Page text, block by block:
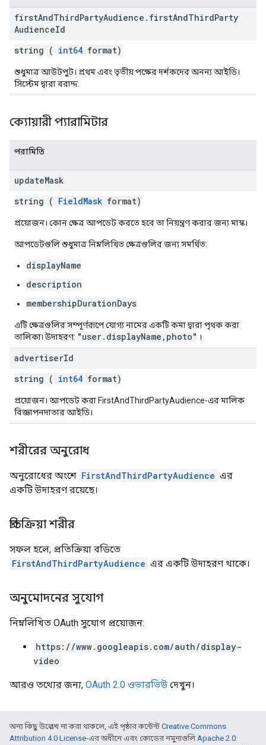
firstAndThirdPartyAudience . firstAndThirdParty
AudienceId
string ( int64 format)
শুধুমাত্র আউটপুট। প্রথম এবং তৃতীয় পক্ষের দর্শকদের অনন্য আইডি।
সিস্টেম দ্বারা বরাদ্দ.
ক্যোয়ারী প্যারামিটার
পরামিতি
updateMask
string ( FieldMask format)
প্রয়োজন। কোন ক্ষেত্র আপডেট করতে হবে তা নিয়ন্ত্রণ করার জন্য মাস্ক।
আপডেটগুলি শুধুমাত্র নিম্নলিখিত ক্ষেত্রগুলির জন্য সমর্থিত:
displayName
description
membershipDurationDays
এটি ক্ষেত্রগুলির সম্পূর্ণরূপে যোগ্য নামের একটি কমা দ্বারা পৃথক করা
তালিকা৷ উদাহরণ: "user.displayName,photo" ।
advertiserId
string ( int64 format)
প্রয়োজন। আপডেট করা FirstAndThirdPartyAudience-এর মালিক
বিজ্ঞাপনদাতার আইডি।
শরীরের অনুরোধ
অনুরোধের অংশে FirstAndThirdPartyAudience এর
একটি উদাহরণ রয়েছে।
প্রতিক্রিয়া শরীর
সফল হলে, প্রতিক্রিয়া বডিতে
FirstAndThirdPartyAudience এর একটি উদাহরণ থাকে।
অনুমোদনের সুযোগ
নিম্নলিখিত OAuth সুযোগ প্রয়োজন:
https://www.googleapis.com/auth/display-
video
আরও তথ্যের জন্য, OAuth 2.0 ওভারভিউ দেখুন।
অন্য কিছু উল্লেখ না করা থাকলে, এই পৃষ্ঠার কন্টেন্ট Creative Commons
Attribution 4.0 License-এর অধীনে এবং কোডের নমুনাগুলিApache 2.0